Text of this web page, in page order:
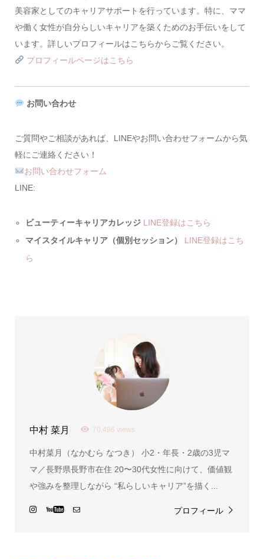
美容家としてのキャリアサポートを行っています。特に、ママ
や働く女性が自分らしいキャリアを築くためのお手伝いをして
います。詳しいプロフィールはこちらからご覧ください。
プロフィールページはこちら
お問い合わせ
ご質問やご相談があれば、LINEやお問い合わせフォームから気
軽にご連絡ください！
お問い合わせフォーム
LINE:
ビューティーキャリアカレッジ LINE登録はこちら
マイスタイルキャリア（個別セッション）
LINE登録はこち
ら
中村 菜月 70,496 views
中村菜月（なかむら なつき） 小2・年長・2歳の3児マ
マ／長野県長野市在住 20〜30代女性に向けて、価値観
や強みを整理しながら “私らしいキャリア”を描く...
プロフィール